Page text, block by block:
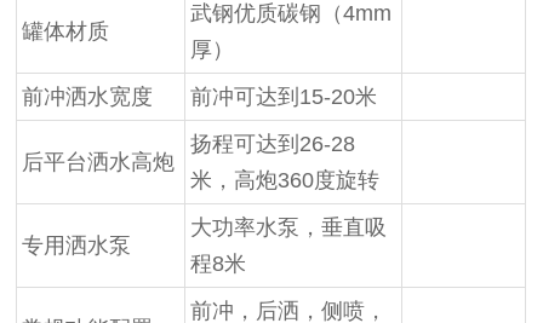
罐体材质
武钢优质碳钢（4mm
厚）
前冲洒水宽度
前冲可达到15-20米
后平台洒水高炮
扬程可达到26-28
米，高炮360度旋转
专用洒水泵
大功率水泵，垂直吸
程8米
前冲，后洒，侧喷，